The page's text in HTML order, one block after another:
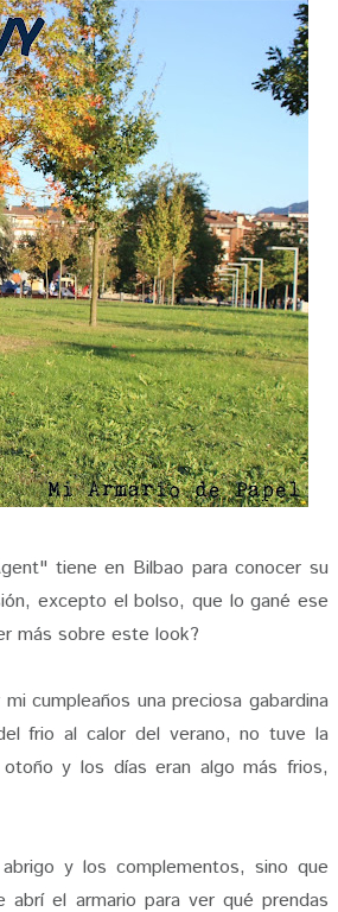
tiene en Bilbao para conocer su
excepto el bolso, que lo gané ese
más sobre este look?
cumpleaños una preciosa gabardina
frio al calor del verano, no tuve la
y los días eran algo más frios,
y los complementos, sino que
el armario para ver qué prendas